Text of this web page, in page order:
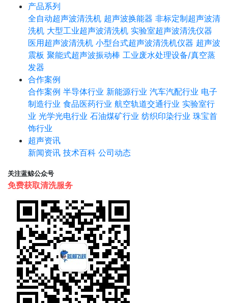
产品系列
全自动超声波清洗机 超声波换能器 非标定制超声波清
洗机 大型工业超声波清洗机 实验室超声波清洗仪器
医用超声波清洗机 小型台式超声波清洗机仪器 超声波
震板 聚能式超声波振动棒 工业废水处理设备/真空蒸
发器
合作案例
合作案例 半导体行业 新能源行业 汽车汽配行业 电子
制造行业 食品医药行业 航空轨道交通行业 实验室行
业 光学光电行业 石油煤矿行业 纺织印染行业 珠宝首
饰行业
超声资讯
新闻资讯 技术百科 公司动态
关注蓝鲸公众号
免费获取清洗服务